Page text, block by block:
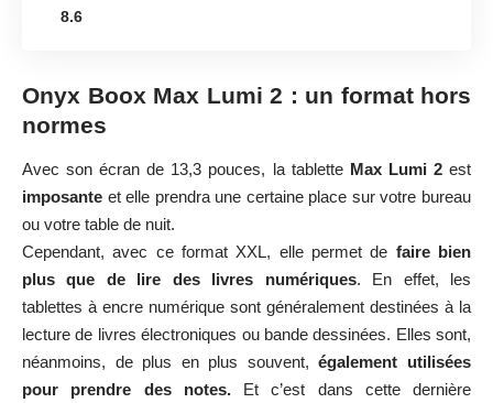
8.6
Onyx Boox Max Lumi 2 : un format hors
normes
Avec son écran de 13,3 pouces, la tablette Max Lumi 2est
imposante et elle prendra une certaine place sur votre bureau
ou votre table de nuit.
Cependant, avec ce format XXL, elle permet de faire bien
plus que de lire des livres numériques. En effet, les
tablettes à encre numérique sont généralement destinées à la
lecture de livres électroniques ou bande dessinées. Elles sont,
néanmoins, de plus en plus souvent,également utilisées
pour prendre des notes.Et c’est dans cette dernière